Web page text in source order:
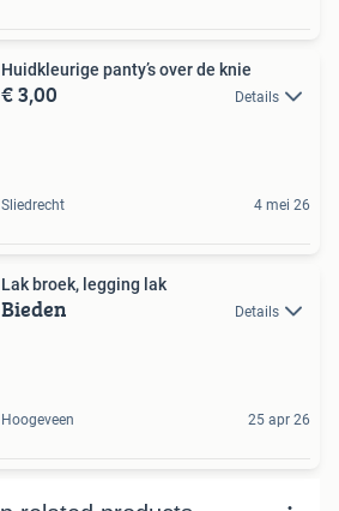
Huidkleurige panty’s over de knie
€ 3,00 Details
Sliedrecht 4 mei 26
Lak broek, legging lak
Bieden Details
Hoogeveen 25 apr 26